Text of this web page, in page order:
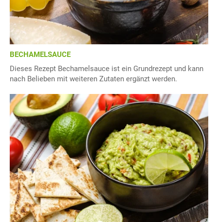
BECHAMELSAUCE
Dieses Rezept Bechamelsauce ist ein Grundrezept und kann
nach Belieben mit weiteren Zutaten ergänzt werden.